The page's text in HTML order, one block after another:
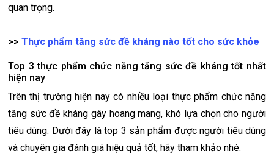
quan trọng.
>> Thực phẩm tăng sức đề kháng nào tốt cho sức khỏe
Top 3 thực phẩm chức năng tăng sức đề kháng tốt nhất
hiện nay
Trên thị trường hiện nay có nhiều loại thực phẩm chức năng
tăng sức đề kháng gây hoang mang, khó lựa chọn cho người
tiêu dùng. Dưới đây là top 3 sản phẩm được người tiêu dùng
và chuyên gia đánh giá hiệu quả tốt, hãy tham khảo nhé.